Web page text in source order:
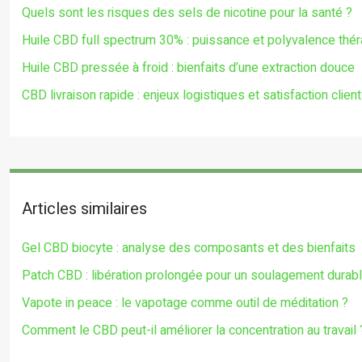
Quels sont les risques des sels de nicotine pour la santé ?
Huile CBD full spectrum 30% : puissance et polyvalence
Huile CBD pressée à froid : bienfaits d’une extraction douce
CBD livraison rapide : enjeux logistiques et satisfaction client
Articles similaires
Gel CBD biocyte : analyse des composants et des bienfaits
Patch CBD : libération prolongée pour un soulagement
Vapote in peace : le vapotage comme outil de méditation ?
Comment le CBD peut-il améliorer la concentration au travail